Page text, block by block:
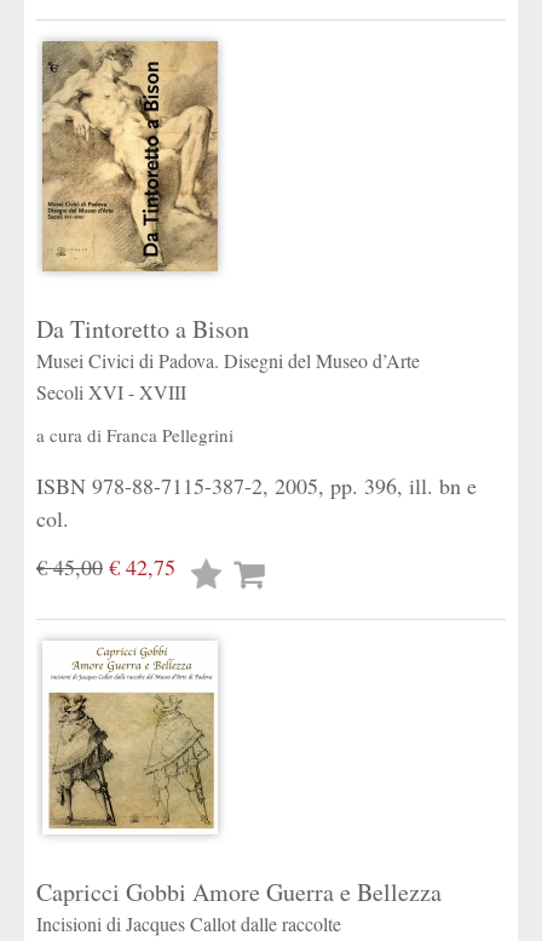
Da Tintoretto a Bison
Musei Civici di Padova. Disegni del Museo d’Arte
Secoli XVI - XVIII
a cura di Franca Pellegrini
ISBN 978-88-7115-387-2, 2005, pp. 396, ill. bn e
col.
€ 45,00 € 42,75
Lista
Capricci Gobbi Amore Guerra e Bellezza
Incisioni di Jacques Callot dalle raccolte